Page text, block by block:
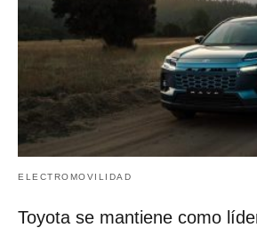
ELECTROMOVILIDAD
Toyota se mantiene como